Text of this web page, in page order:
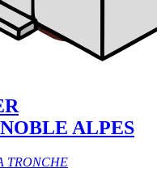
ALPES
TRONCHE